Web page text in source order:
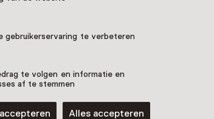
gebruikerservaring te verbeteren
te volgen en informatie en
af te stemmen
Alles accepteren
Museum Joure